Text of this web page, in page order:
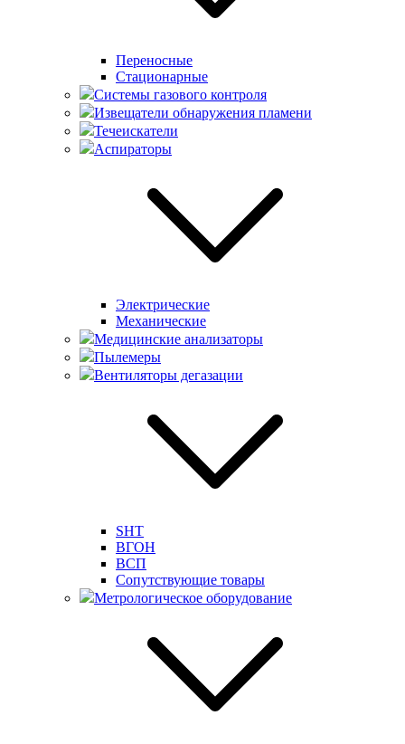
Переносные
Стационарные
Системы газового контроля
Извещатели обнаружения пламени
Течеискатели
Аспираторы
Электрические
Механические
Медицинские анализаторы
Пылемеры
Вентиляторы дегазации
SHT
ВГОН
ВСП
Сопутствующие товары
Метрологическое оборудование